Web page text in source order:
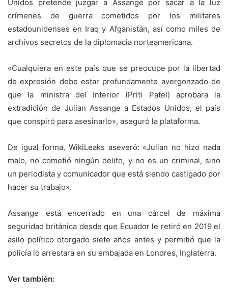
Unidos pretende juzgar a Assange por sacar a la luz
crímenes de guerra cometidos por los militares
estadounidenses en Iraq y Afganistán, así como miles de
archivos secretos de la diplomacia norteamericana.
«Cualquiera en este país que se preocupe por la libertad
de expresión debe estar profundamente avergonzado de
que la ministra del Interior (Priti Patel) aprobara la
extradición de Julian Assange a Estados Unidos, el país
que conspiró para asesinarlo», aseguró la plataforma.
De igual forma, WikiLeaks aseveró: «Julian no hizo nada
malo, no cometió ningún delito, y no es un criminal, sino
un periodista y comunicador que está siendo castigado por
hacer su trabajo».
Assange está encerrado en una cárcel de máxima
seguridad británica desde que Ecuador le retiró en 2019 el
asilo político otorgado siete años antes y permitió que la
policía lo arrestara en su embajada en Londres, Inglaterra.
Ver también: